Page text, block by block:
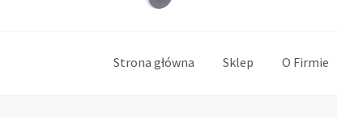
Strona główna Sklep O Firmie